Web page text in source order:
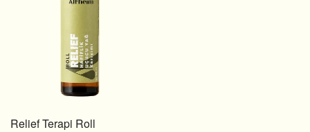
Relief Terapi Roll